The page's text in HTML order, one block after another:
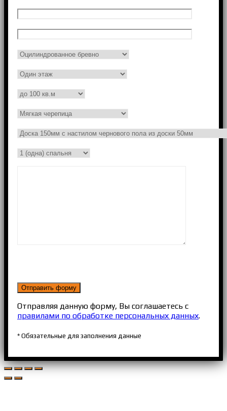
Отправляя данную форму, Вы соглашаетесь с
правилами по обработке персональных данных.
* Обязательные для заполнения данные